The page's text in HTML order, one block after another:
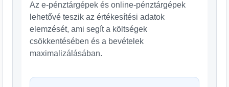
Az e-pénztárgépek és online-pénztárgépek
lehetővé teszik az értékesítési adatok
elemzését, ami segít a költségek
csökkentésében és a bevételek
maximalizálásában.